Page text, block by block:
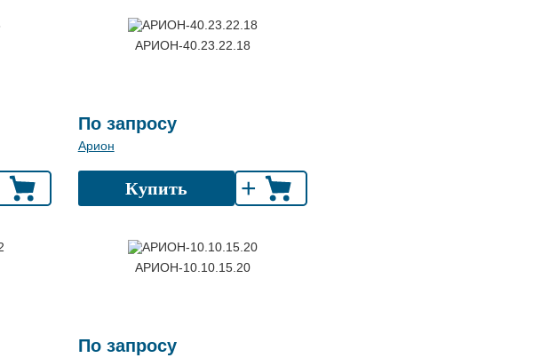
АРИОН-40.23.22.18
По запросу
Арион
Купить +
АРИОН-10.10.15.20
По запросу